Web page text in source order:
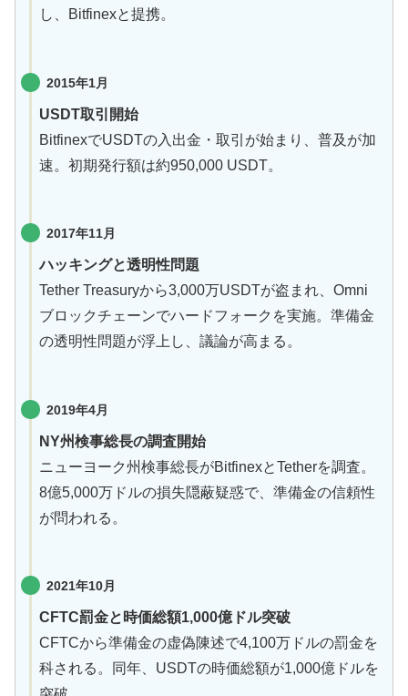
し、Bitfinexと提携。
2015年1月
USDT取引開始
BitfinexでUSDTの入出金・取引が始まり、普及が加
速。初期発行額は約950,000 USDT。
2017年11月
ハッキングと透明性問題
Tether Treasuryから3,000万USDTが盗まれ、Omni
ブロックチェーンでハードフォークを実施。準備金
の透明性問題が浮上し、議論が高まる。
2019年4月
NY州検事総長の調査開始
ニューヨーク州検事総長がBitfinexとTetherを調査。
8億5,000万ドルの損失隠蔽疑惑で、準備金の信頼性
が問われる。
2021年10月
CFTC罰金と時価総額1,000億ドル突破
CFTCから準備金の虚偽陳述で4,100万ドルの罰金を
科される。同年、USDTの時価総額が1,000億ドルを